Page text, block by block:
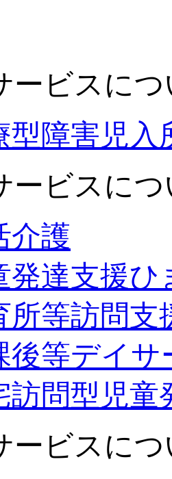
ービスに
型障害児入
ービスに
介護
発達支援ひ
所等訪問支
後等デイサ
訪問型児童
ービスに